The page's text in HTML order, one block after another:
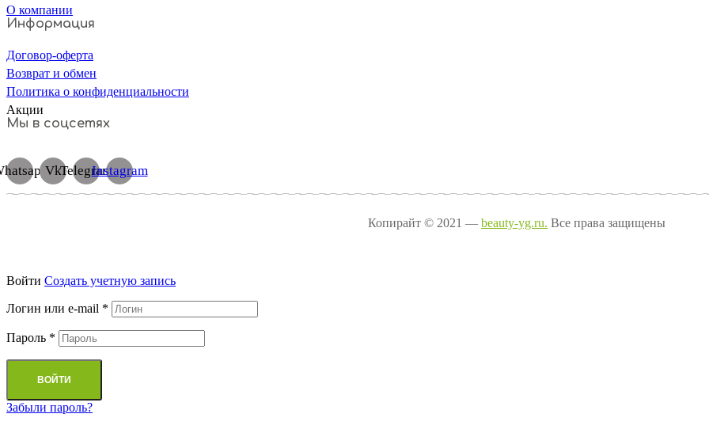
О компании
Информация
Договор-оферта
Возврат и обмен
Политика о конфиденциальности
Акции
Мы в соцсетях
VkTelegramInstagram
Копирайт © 2021 — beauty-yg.ru. Все права защищены
Войти Cоздать учетную запись
Логин или e-mail *
Пароль *
ВОЙТИ
Забыли пароль?